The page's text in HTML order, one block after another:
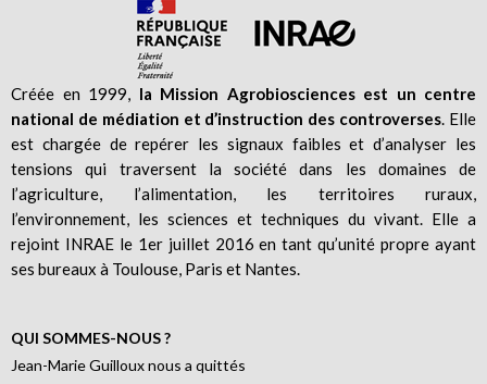
Créée en 1999, la Mission Agrobiosciences est un centre
national de médiation et d’instruction des controverses. Elle
est chargée de repérer les signaux faibles et d’analyser les
tensions qui traversent la société dans les domaines de
l’agriculture, l’alimentation, les territoires ruraux,
l’environnement, les sciences et techniques du vivant. Elle a
rejoint INRAE le 1er juillet 2016 en tant qu’unité propre ayant
ses bureaux à Toulouse, Paris et Nantes.
QUI SOMMES-NOUS ?
Jean-Marie Guilloux nous a quittés